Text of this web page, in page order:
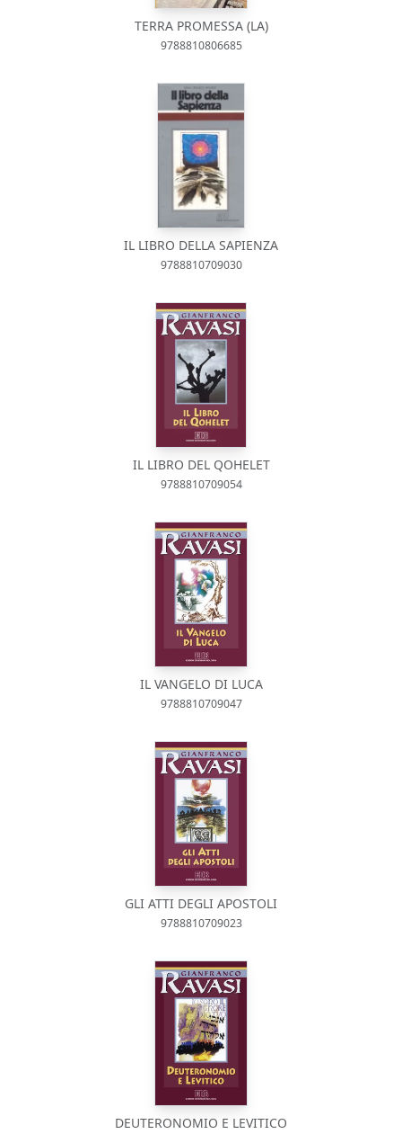
TERRA PROMESSA (LA)
9788810806685
IL LIBRO DELLA SAPIENZA
9788810709030
IL LIBRO DEL QOHELET
9788810709054
IL VANGELO DI LUCA
9788810709047
GLI ATTI DEGLI APOSTOLI
9788810709023
DEUTERONOMIO E LEVITICO